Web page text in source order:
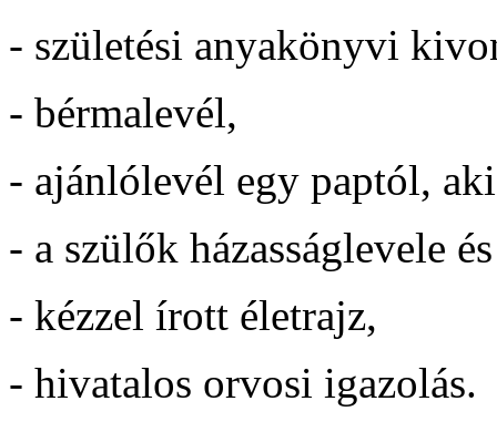
- születési anyakönyvi
- bérmalevél,
- ajánlólevél egy paptól,
- a szülők házasságlevele
- kézzel írott életrajz,
- hivatalos orvosi igazolás.